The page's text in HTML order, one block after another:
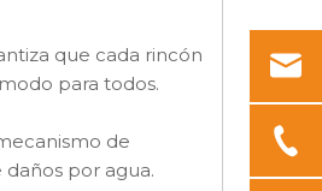
que cada rincón
para todos.
de
por agua.